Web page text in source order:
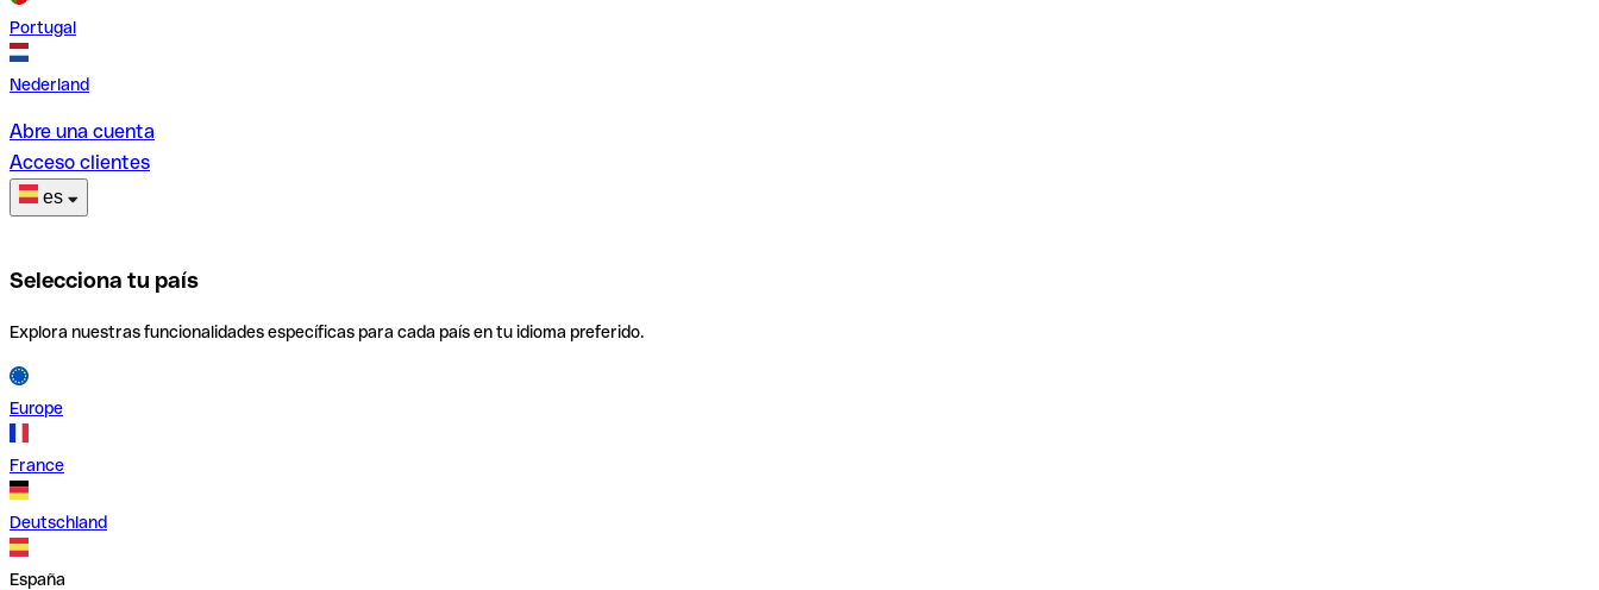
Portugal
Nederland
Abre una cuenta
Acceso clientes
es
Selecciona tu país
Explora nuestras funcionalidades específicas para cada país en tu idioma preferido.
Europe
France
Deutschland
España